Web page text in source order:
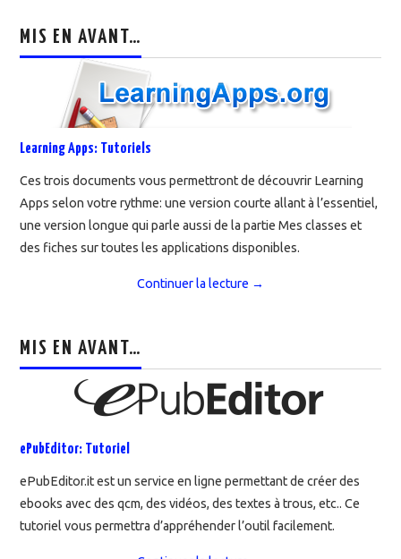
MIS EN AVANT…
Learning Apps: Tutoriels
Ces trois documents vous permettront de découvrir Learning
Apps selon votre rythme: une version courte allant à l’essentiel,
une version longue qui parle aussi de la partie Mes classes et
des fiches sur toutes les applications disponibles.
Continuer la lecture →
MIS EN AVANT…
ePubEditor: Tutoriel
ePubEditor.it est un service en ligne permettant de créer des
ebooks avec des qcm, des vidéos, des textes à trous, etc.. Ce
tutoriel vous permettra d’appréhender l’outil facilement.